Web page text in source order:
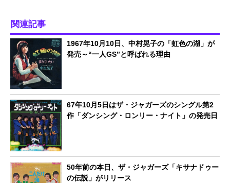
関連記事
1967年10月10日、中村晃子の「虹色の湖」が
発売～“一人GS”と呼ばれる理由
67年10月5日はザ・ジャガーズのシングル第2
作「ダンシング・ロンリー・ナイト」の発売日
50年前の本日、ザ・ジャガーズ「キサナドゥー
の伝説」がリリース